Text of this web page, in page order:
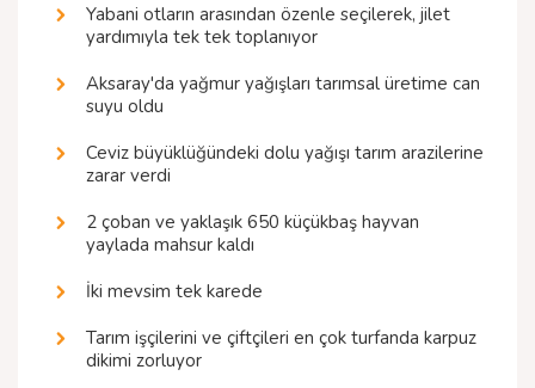
Yabani otların arasından özenle seçilerek, jilet
yardımıyla tek tek toplanıyor
Aksaray'da yağmur yağışları tarımsal üretime can
suyu oldu
Ceviz büyüklüğündeki dolu yağışı tarım arazilerine
zarar verdi
2 çoban ve yaklaşık 650 küçükbaş hayvan
yaylada mahsur kaldı
İki mevsim tek karede
Tarım işçilerini ve çiftçileri en çok turfanda karpuz
dikimi zorluyor